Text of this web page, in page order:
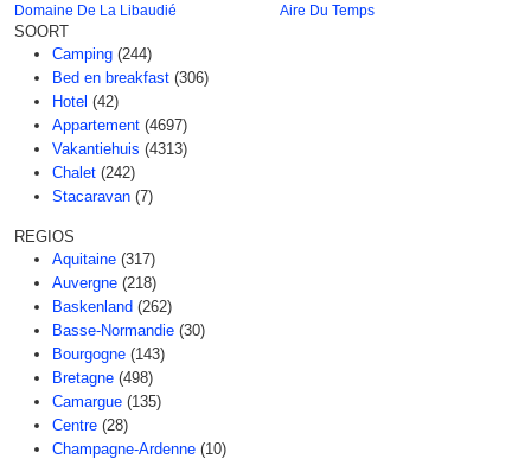
Domaine De La Libaudié Aire Du Temps
SOORT
Camping (244)
Bed en breakfast (306)
Hotel (42)
Appartement (4697)
Vakantiehuis (4313)
Chalet (242)
Stacaravan (7)
REGIOS
Aquitaine (317)
Auvergne (218)
Baskenland (262)
Basse-Normandie (30)
Bourgogne (143)
Bretagne (498)
Camargue (135)
Centre (28)
Champagne-Ardenne (10)